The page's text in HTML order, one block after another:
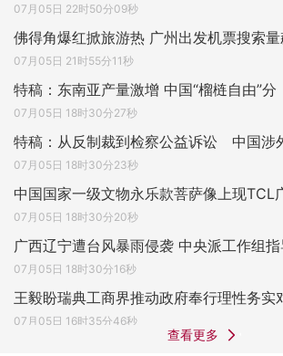
07月05日 22时50分09秒
佛得角爆红掀旅游热 广州出发机票搜索量
07月05日 21时55分11秒
特稿：东南亚产量激增 中国“榴梿自由”分
07月05日 18时30分27秒
特稿：从反制裁到检察公益诉讼 中国涉
07月05日 18时30分23秒
中国国家一级文物永乐款菩萨像上现TCL
07月05日 18时30分20秒
广西辽宁遭台风暴雨侵袭 中央派工作组指
07月05日 18时30分16秒
王毅盼瑞典工商界推动政府奉行理性务实
07月05日 16时35分46秒
查看更多